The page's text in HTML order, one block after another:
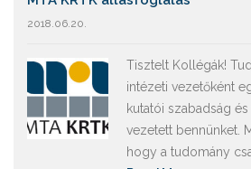
2018.06.20.
Tisztelt Kollégák!
intézeti vezetőként
kutatói szabadság
vezetett bennünket.
hogy a tudomány